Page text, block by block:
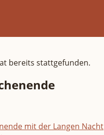
bereits stattgefunden.
mit der Langen Nacht